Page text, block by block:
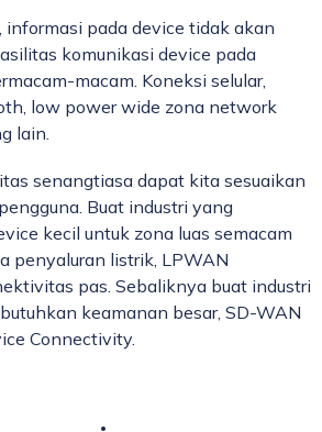
pada device tidak akan
komunikasi device pada
macam. Koneksi selular,
low power wide zona network
lain.
senangtiasa dapat kita sesuaikan
Buat industri yang
kecil untuk zona luas semacam
penyaluran listrik, LPWAN
pas. Sebaliknya buat industri
keamanan besar, SD-WAN
Connectivity.